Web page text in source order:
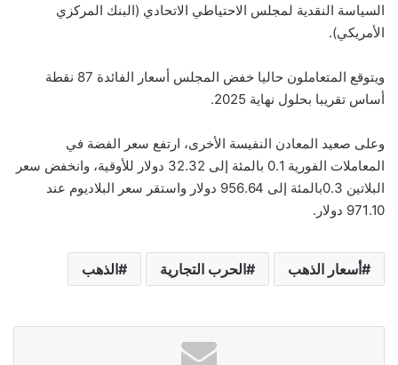
السياسة النقدية لمجلس الاحتياطي الاتحادي (البنك المركزي
الأمريكي).
ويتوقع المتعاملون حاليا خفض المجلس أسعار الفائدة 87 نقطة
أساس تقريبا بحلول نهاية 2025.
وعلى صعيد المعادن النفيسة الأخرى، ارتفع سعر الفضة في
المعاملات الفورية 0.1 بالمئة إلى 32.32 دولار للأوقية، وانخفض سعر
البلاتين 0.3بالمئة إلى 956.64 دولار واستقر سعر البلاديوم عند
971.10 دولار.
أسعار الذهب الحرب التجارية الذهب